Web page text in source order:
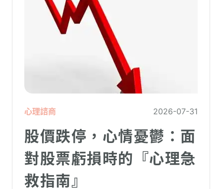
心理諮商 2026-07-31
股價跌停，心情憂鬱：面
對股票虧損時的『心理急
救指南』